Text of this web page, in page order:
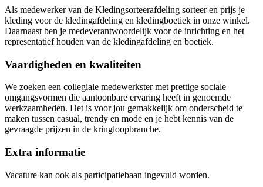
Als medewerker van de Kledingsorteerafdeling sorteer en prijs je
kleding voor de kledingafdeling en kledingboetiek in onze winkel.
Daarnaast ben je medeverantwoordelijk voor de inrichting en het
representatief houden van de kledingafdeling en boetiek.
Vaardigheden en kwaliteiten
We zoeken een collegiale medewerkster met prettige sociale
omgangsvormen die aantoonbare ervaring heeft in genoemde
werkzaamheden. Het is voor jou gemakkelijk om onderscheid te
maken tussen casual, trendy en mode en je hebt kennis van de
gevraagde prijzen in de kringloopbranche.
Extra informatie
Vacature kan ook als participatiebaan ingevuld worden.